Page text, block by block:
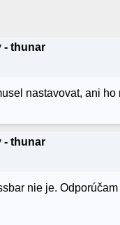
- thunar
nastavovat, ani ho
- thunar
nie je.